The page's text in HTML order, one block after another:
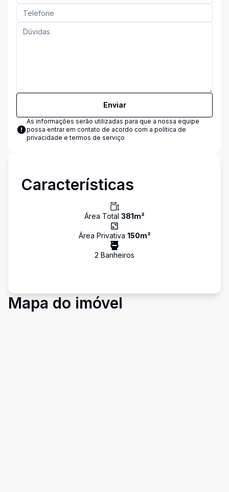
Enviar
As informações serão utilizadas para que a nossa equipe
possa entrar em contato de acordo com a política de
privacidade e termos de serviço
Características
Área Total 381m²
Área Privativa 150m²
2 Banheiros
Mapa do imóvel